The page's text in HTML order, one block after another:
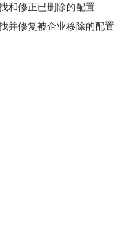
和修正已删除的配置
并修复被企业移除的配置